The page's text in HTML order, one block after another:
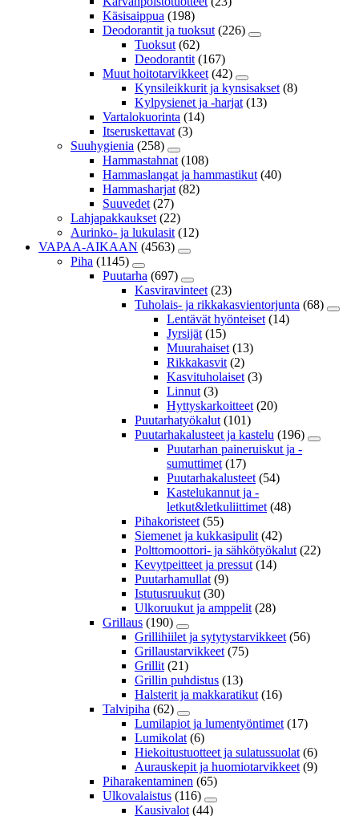
Käsisaippua (198)
Deodorantit ja tuoksut (226)
Tuoksut (62)
Deodorantit (167)
Muut hoitotarvikkeet (42)
Kynsileikkurit ja kynsisakset (8)
Kylpysienet ja -harjat (13)
Vartalokuorinta (14)
Itseruskettavat (3)
Suuhygienia (258)
Hammastahnat (108)
Hammaslangat ja hammastikut (40)
Hammasharjat (82)
Suuvedet (27)
Lahjapakkaukset (22)
Aurinko- ja lukulasit (12)
VAPAA-AIKAAN (4563)
Piha (1145)
Puutarha (697)
Kasviravinteet (23)
Tuholais- ja rikkakasvientorjunta (68)
Lentävät hyönteiset (14)
Jyrsijät (15)
Muurahaiset (13)
Rikkakasvit (2)
Kasvituholaiset (3)
Linnut (3)
Hyttyskarkoitteet (20)
Puutarhatyökalut (101)
Puutarhakalusteet ja kastelu (196)
Puutarhan paineruiskut ja -
sumuttimet (17)
Puutarhakalusteet (54)
Kastelukannut ja -
letkut&letkuliittimet (48)
Pihakoristeet (55)
Siemenet ja kukkasipulit (42)
Polttomoottori- ja sähkötyökalut (22)
Kevytpeitteet ja pressut (14)
Puutarhamullat (9)
Istutusruukut (30)
Ulkoruukut ja amppelit (28)
Grillaus (190)
Grillihiilet ja sytytystarvikkeet (56)
Grillaustarvikkeet (75)
Grillit (21)
Grillin puhdistus (13)
Halsterit ja makkaratikut (16)
Talvipiha (62)
Lumilapiot ja lumentyöntimet (17)
Lumikolat (6)
Hiekoitustuotteet ja sulatussuolat (6)
Aurauskepit ja huomiotarvikkeet (9)
Piharakentaminen (65)
Ulkovalaistus (116)
Kausivalot (44)